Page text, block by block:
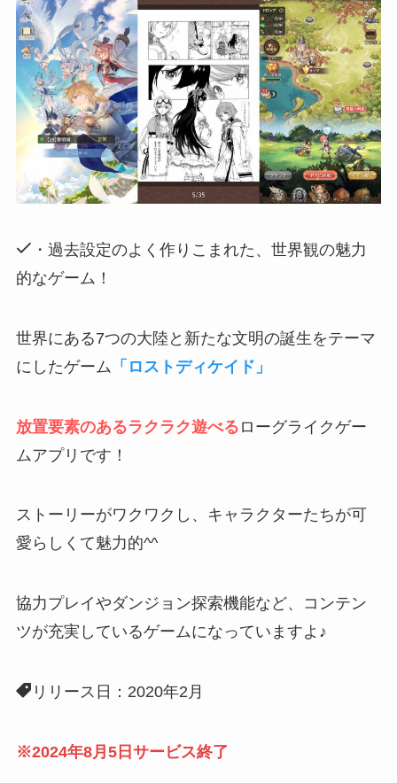
・過去設定のよく作りこまれた、世界観の魅力
的なゲーム！
世界にある7つの大陸と新たな文明の誕生をテーマ
にしたゲーム 「ロストディケイド」
放置要素のあるラクラク遊べる ローグライクゲー
ムアプリです！
ストーリーがワクワクし、キャラクターたちが可
愛らしくて魅力的^^
協力プレイやダンジョン探索機能など、
コンテン
ツが充実しているゲームになっていますよ♪
リリース日：2020年2月
※2024年8月5日サービス終了